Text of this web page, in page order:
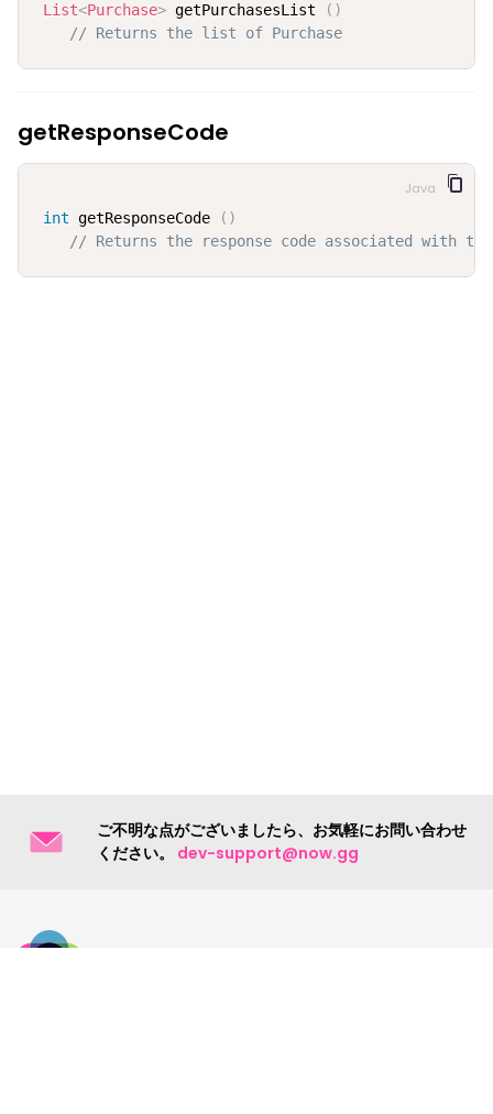
List<Purchase> getPurchasesList ( )
// Returns the list of Purchase
getResponseCode
int getResponseCode ( )
// Returns the response code associated with
Java
ご不明な点がございましたら、お気軽にお問い合わせ
ください。
dev-support@now.gg